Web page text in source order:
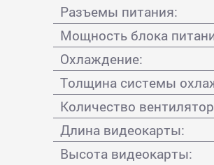
Разъемы питания:
Мощность блока
Охлаждение:
Толщина системы
Количество
Длина видеокарты:
Высота видеокарты: